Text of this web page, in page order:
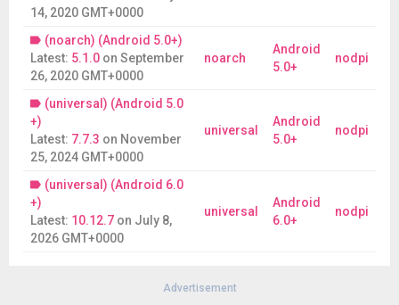
14, 2020 GMT+0000
(noarch) (Android 5.0+)
Latest: 5.1.0 on September
26, 2020 GMT+0000
noarch
Android
5.0+
nodpi
(universal) (Android 5.0
+)
Latest: 7.7.3 on November
25, 2024 GMT+0000
universal
Android
5.0+
nodpi
(universal) (Android 6.0
+)
Latest: 10.12.7 on July 8,
2026 GMT+0000
universal
Android
6.0+
nodpi
Advertisement